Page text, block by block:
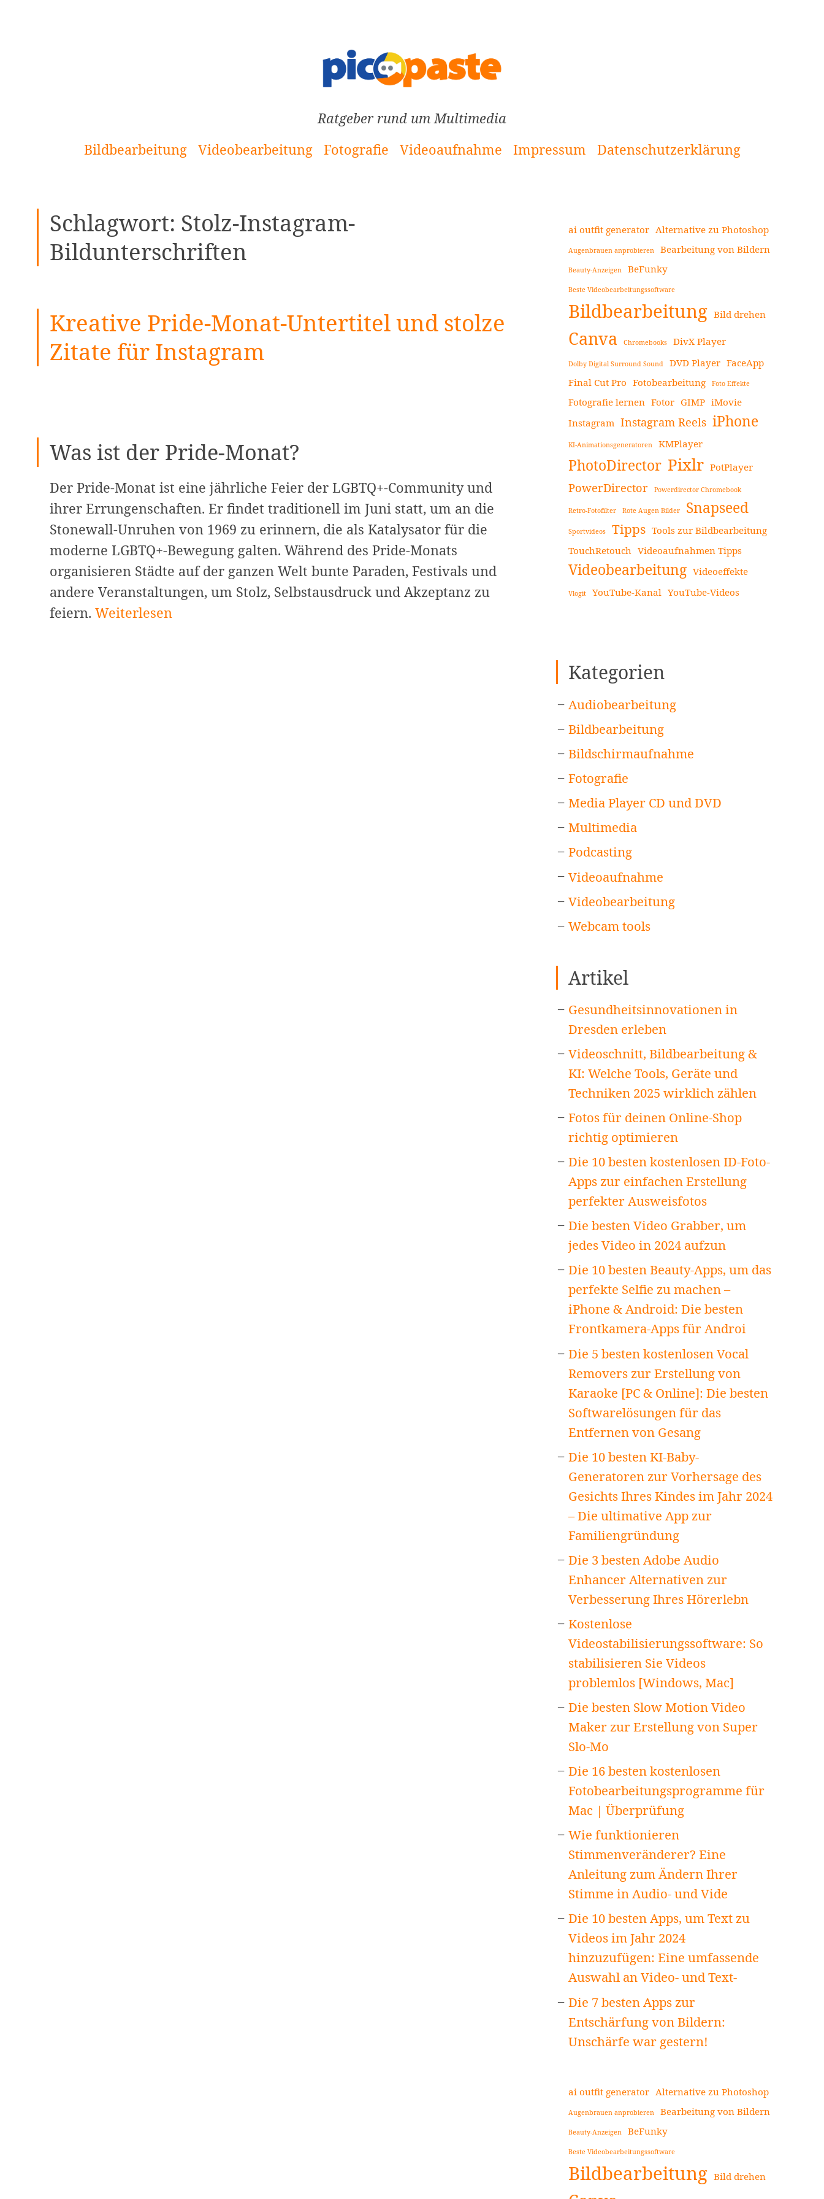
Ratgeber rund um Multimedia
Bildbearbeitung
Videobearbeitung Fotografie Videoaufnahme Impressum Datenschutzerklärung
Schlagwort: Stolz-Instagram-
Bildunterschriften
Kreative Pride-Monat-Untertitel und stolze
Zitate für Instagram
Was ist der Pride-Monat?
Der Pride-Monat ist eine jährliche Feier der LGBTQ+-Community und
ihrer Errungenschaften. Er findet traditionell im Juni statt, um an die
Stonewall-Unruhen von 1969 zu erinnern, die als Katalysator für die
moderne LGBTQ+-Bewegung galten. Während des Pride-Monats
organisieren Städte auf der ganzen Welt bunte Paraden, Festivals und
andere Veranstaltungen, um Stolz, Selbstausdruck und Akzeptanz zu
feiern. Kreative
Weiterlesen
Seitenleiste
ai outfit generator Alternative zu Photoshop
Augenbrauen anprobieren Bearbeitung von Bildern
Beauty-Anzeigen BeFunky
Beste Videobearbeitungssoftware
Bildbearbeitung Bild drehen
Canva Chromebooks DivX Player
Dolby Digital Surround Sound DVD Player FaceApp
Final Cut Pro Fotobearbeitung Foto Effekte
Fotografie lernen Fotor GIMP iMovie
Instagram Instagram Reels iPhone
KI-Animationsgeneratoren KMPlayer
PhotoDirector Pixlr PotPlayer
PowerDirector Powerdirector Chromebook
Retro-Fotofilter Rote Augen Bilder Snapseed
Sportvideos Tipps Tools zur Bildbearbeitung
TouchRetouch
Videoaufnahmen Tipps
Videobearbeitung Videoeffekte
Vlogit YouTube-Kanal YouTube-Videos
Kategorien
Audiobearbeitung
Bildbearbeitung
Bildschirmaufnahme
Fotografie
Media Player CD und DVD
Multimedia
Podcasting
Videoaufnahme
Videobearbeitung
Webcam tools
Artikel
Gesundheitsinnovationen in
Dresden erleben
Videoschnitt, Bildbearbeitung &
KI: Welche Tools, Geräte und
Techniken 2025 wirklich zählen
Fotos für deinen Online-Shop
richtig optimieren
Die 10 besten kostenlosen ID-Foto-
Apps zur einfachen Erstellung
perfekter Ausweisfotos
Die besten Video Grabber, um
jedes Video in 2024 aufzun
Die 10 besten Beauty-Apps, um das
perfekte Selfie zu machen –
iPhone & Android: Die besten
Frontkamera-Apps für Androi
Die 5 besten kostenlosen Vocal
Removers zur Erstellung von
Karaoke [PC & Online]: Die besten
Softwarelösungen für das
Entfernen von Gesang
Die 10 besten KI-Baby-
Generatoren zur Vorhersage des
Gesichts Ihres Kindes im Jahr 2024
– Die ultimative App zur
Familiengründung
Die 3 besten Adobe Audio
Enhancer Alternativen zur
Verbesserung Ihres Hörerlebn
Kostenlose
Videostabilisierungssoftware: So
stabilisieren Sie Videos
problemlos [Windows, Mac]
Die besten Slow Motion Video
Maker zur Erstellung von Super
Slo-Mo
Die 16 besten kostenlosen
Fotobearbeitungsprogramme für
Mac | Überprüfung
Wie funktionieren
Stimmenveränderer? Eine
Anleitung zum Ändern Ihrer
Stimme in Audio- und Vide
Die 10 besten Apps, um Text zu
Videos im Jahr 2024
hinzuzufügen: Eine umfassende
Auswahl an Video- und Text-
Die 7 besten Apps zur
Entschärfung von Bildern:
Unschärfe war gestern!
ai outfit generator Alternative zu Photoshop
Augenbrauen anprobieren Bearbeitung von Bildern
Beauty-Anzeigen BeFunky
Beste Videobearbeitungssoftware
Bildbearbeitung Bild drehen